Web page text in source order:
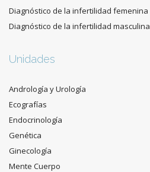
Diagnóstico de la infertilidad femenina
Diagnóstico de la infertilidad masculina
Unidades
Andrología y Urología
Ecografías
Endocrinología
Genética
Ginecología
Mente Cuerpo